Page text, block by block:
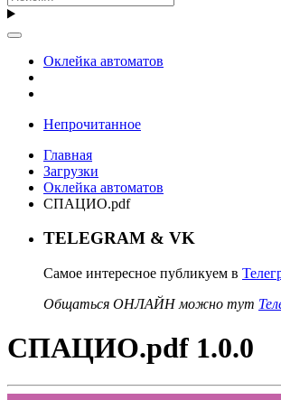
Оклейка автоматов
Непрочитанное
Главная
Загрузки
Оклейка автоматов
СПАЦИО.pdf
TELEGRAM & VK
Самое интересное публикуем в
Общаться ОНЛАЙН можно тут
СПАЦИО.pdf 1.0.0